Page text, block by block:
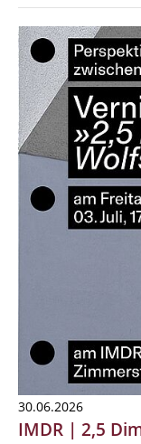
30.06.2026
IMDR | 2,5